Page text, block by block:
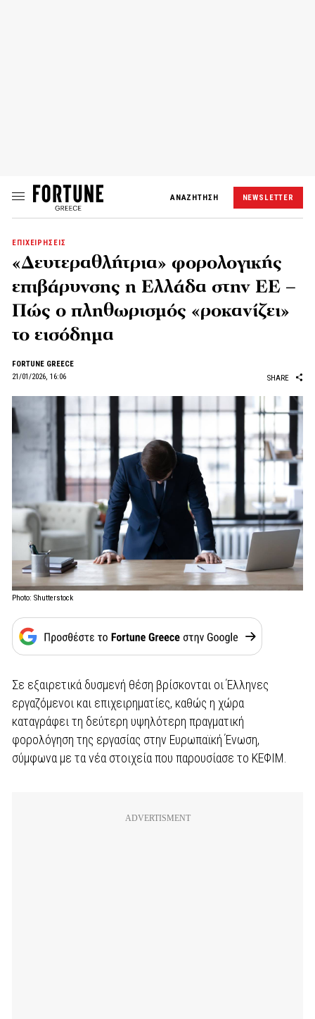
ΑΝΑΖΗΤΗΣΗ NEWSLETTER
ΕΠΙΧΕΙΡΗΣΕΙΣ
«Δευτεραθλήτρια» φορολογικής
επιβάρυνσης η Ελλάδα στην ΕΕ –
Πώς ο πληθωρισμός «ροκανίζει»
το εισόδημα
FORTUNE GREECE
21/01/2026, 16:06
SHARE
Photo: Shutterstock
Σε εξαιρετικά δυσμενή θέση βρίσκονται οι Έλληνες
εργαζόμενοι και επιχειρηματίες, καθώς η χώρα
καταγράφει τη δεύτερη υψηλότερη πραγματική
φορολόγηση της εργασίας στην Ευρωπαϊκή Ένωση,
σύμφωνα με τα νέα στοιχεία που παρουσίασε το ΚΕΦΙΜ.